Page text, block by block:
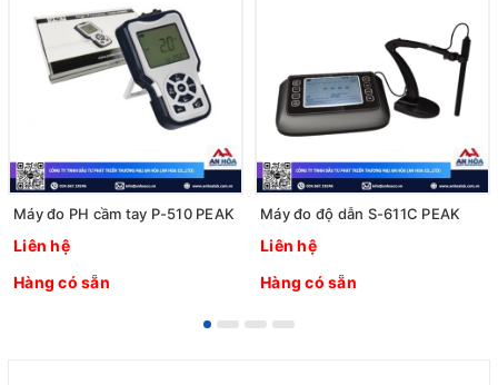
Máy đo PH cầm tay P-510 PEAK
Liên hệ
Hàng có sẵn
Máy đo độ dẫn S-611C PEAK
Liên hệ
Hàng có sẵn